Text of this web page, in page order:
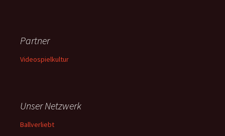
Partner
Videospielkultur
Unser Netzwerk
Ballverliebt